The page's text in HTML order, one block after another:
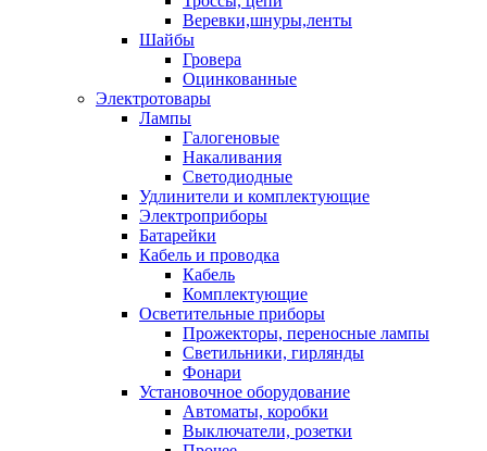
Веревки,шнуры,ленты
Шайбы
Гровера
Оцинкованные
Электротовары
Лампы
Галогеновые
Накаливания
Светодиодные
Удлинители и комплектующие
Электроприборы
Батарейки
Кабель и проводка
Кабель
Комплектующие
Осветительные приборы
Прожекторы, переносные лампы
Светильники, гирлянды
Фонари
Установочное оборудование
Автоматы, коробки
Выключатели, розетки